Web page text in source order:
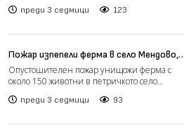
преди 3 седмици 123
Пожар изпепели ферма в село Мендово,
щетите надхвърлят 30 000 евро (видео)
Опустошителен пожар унищожи ферма с
около 150 животни в петричкото село
преди 3 седмици 93